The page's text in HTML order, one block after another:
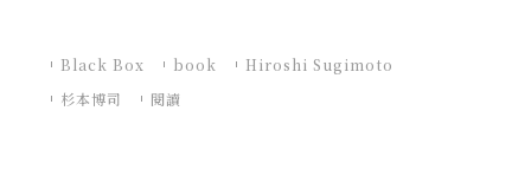
Black Box book
Hiroshi Sugimoto
杉本博司
閱讀